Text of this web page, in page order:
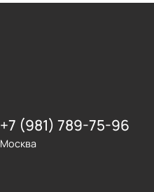
+7 (981) 789-75-96
Москва